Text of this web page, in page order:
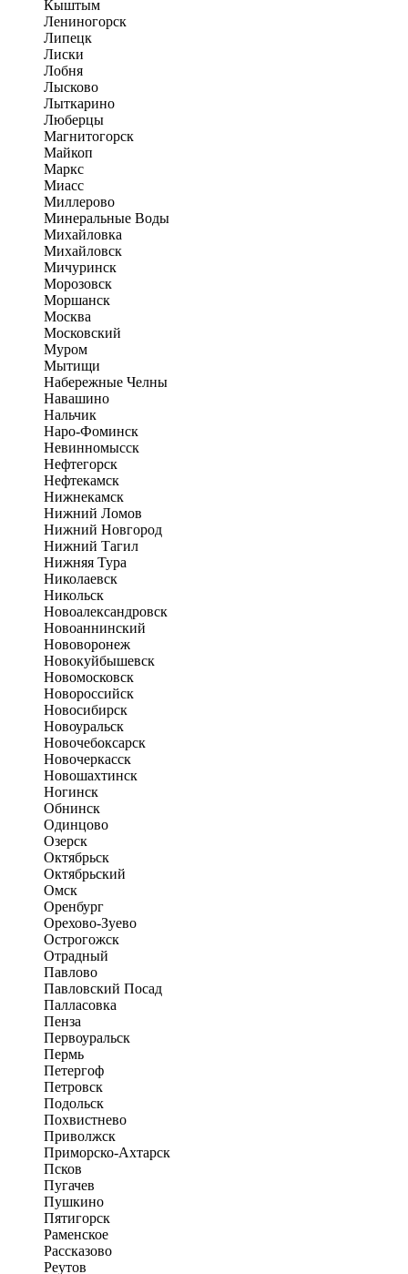
Кыштым
Лениногорск
Липецк
Лиски
Лобня
Лысково
Лыткарино
Люберцы
Магнитогорск
Майкоп
Маркс
Миасс
Миллерово
Минеральные Воды
Михайловка
Михайловск
Мичуринск
Морозовск
Моршанск
Москва
Московский
Муром
Мытищи
Набережные Челны
Навашино
Нальчик
Наро-Фоминск
Невинномысск
Нефтегорск
Нефтекамск
Нижнекамск
Нижний Ломов
Нижний Новгород
Нижний Тагил
Нижняя Тура
Николаевск
Никольск
Новоалександровск
Новоаннинский
Нововоронеж
Новокуйбышевск
Новомосковск
Новороссийск
Новосибирск
Новоуральск
Новочебоксарск
Новочеркасск
Новошахтинск
Ногинск
Обнинск
Одинцово
Озерск
Октябрьск
Октябрьский
Омск
Оренбург
Орехово-Зуево
Острогожск
Отрадный
Павлово
Павловский Посад
Палласовка
Пенза
Первоуральск
Пермь
Петергоф
Петровск
Подольск
Похвистнево
Приволжск
Приморско-Ахтарск
Псков
Пугачев
Пушкино
Пятигорск
Раменское
Рассказово
Реутов